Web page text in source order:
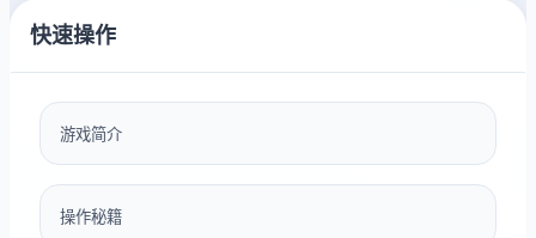
快速操作
游戏简介
操作秘籍